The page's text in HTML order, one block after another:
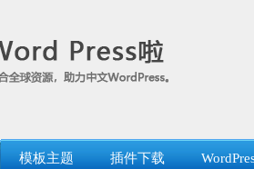
模板主题 插件下载